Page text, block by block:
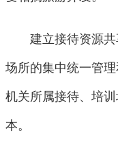
建立接待资源共
场所的集中统一管
机关所属接待、培
本。